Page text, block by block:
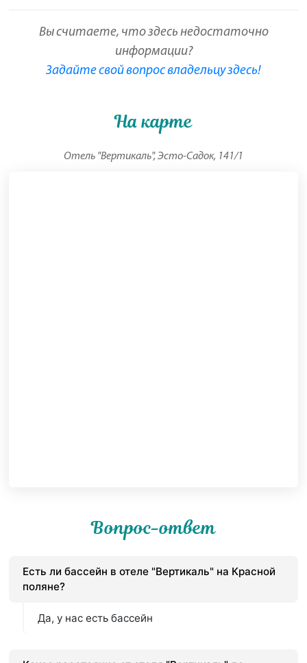
Вы считаете, что здесь недостаточно
информации?
Задайте свой вопрос владельцу здесь!
На карте
Отель "Вертикаль", Эсто-Садок, 141/1
Вопрос-ответ
Есть ли бассейн в отеле "Вертикаль" на Красной
поляне?
Да, у нас есть бассейн